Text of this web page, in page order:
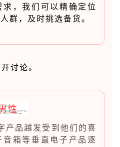
，我们可以精确定位
群，及时挑选备货。
讨论。
性
产品越发受到他们的喜
箱等垂直电子产品逐